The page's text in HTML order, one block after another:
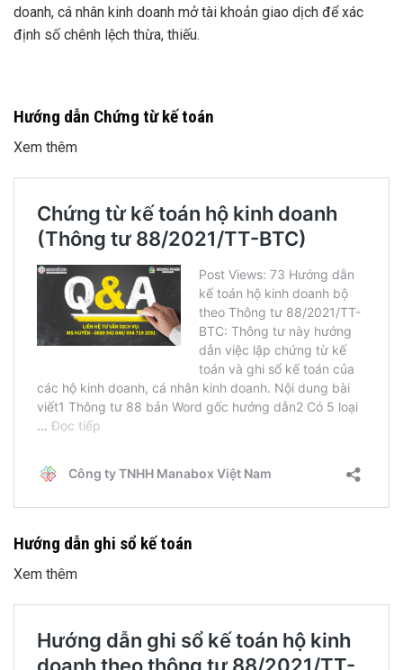
doanh, cá nhân kinh doanh mở tài khoản giao dịch để xác
định số chênh lệch thừa, thiếu.
Hướng dẫn Chứng từ kế toán
Xem thêm
Hướng dẫn ghi sổ kế toán
Xem thêm